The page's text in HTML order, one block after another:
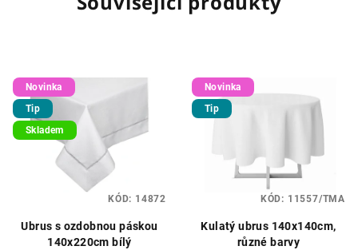
Novinka
Tip
Skladem
Ubrus s ozdobnou páskou
140x220cm bílý
KÓD: 14872
Novinka
Tip
Kulatý ubrus 140x140cm,
různé barvy
KÓD: 11557/TMA